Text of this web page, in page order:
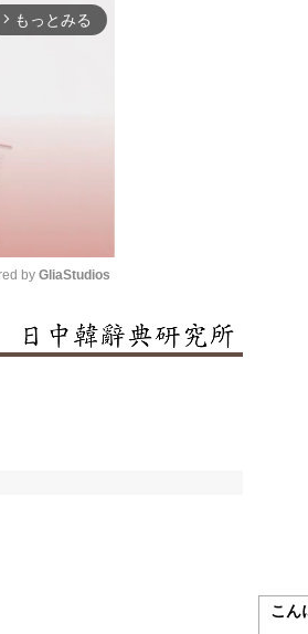
arrow_forward_ios もっとみる
Mute
by GliaStudios
こん